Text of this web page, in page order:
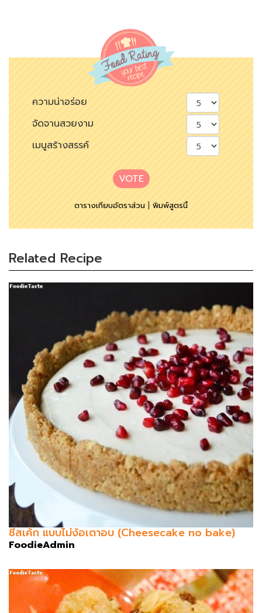
ความน่าอร่อย
จัดจานสวยงาม
เมนูสร้างสรรค์
VOTE
ตารางเทียบอัตราส่วน|พิมพ์สูตรนี้
Related Recipe
ชีสเค้ก แบบไม่ง้อเตาอบ (Cheesecake no bake)
FoodieAdmin